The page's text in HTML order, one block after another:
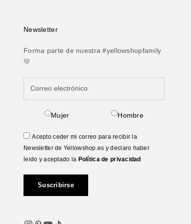
Newsletter
Forma parte de nuestra #yellowshopfamily
💛
Mujer Hombre
Acepto ceder mi correo para recibir la
Newsletter de Yellowshop.es y declaro haber
leido y aceptado la Política de privacidad
Suscribirse